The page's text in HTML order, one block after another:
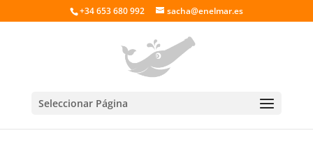
+34 653 680 992 sacha@enelmar.es
Seleccionar Página